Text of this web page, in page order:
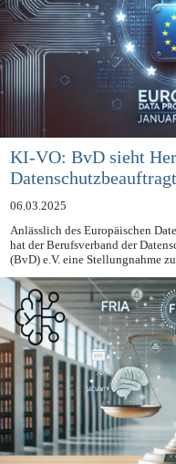
KI-VO: BvD sieht
Datenschutzbeauftragte
06.03.2025
Anlässlich des Europäischen
hat der Berufsverband der
(BvD) e.V. eine Stellungnahme